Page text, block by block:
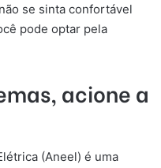
se sinta confortável
pode optar pela
acione a
(Aneel) é uma